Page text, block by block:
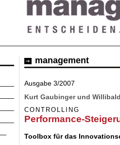
management
Ausgabe 3/2007
Kurt Gaubinger und
CONTROLLING
Performance-
Toolbox für das